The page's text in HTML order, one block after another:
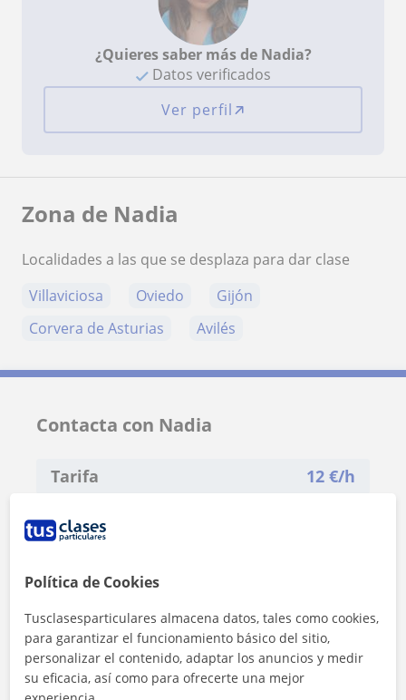
¿Quieres saber más de Nadia?
Datos verificados
Ver perfil
Zona de Nadia
Localidades a las que se desplaza para dar clase
Villaviciosa
Oviedo
Gijón
Corvera de Asturias
Avilés
Contacta con Nadia
Tarifa 12 €/h
1ª clase gratis
Política de Cookies
Tusclasesparticulares almacena datos, tales como cookies,
para garantizar el funcionamiento básico del sitio,
personalizar el contenido, adaptar los anuncios y medir
su eficacia, así como para ofrecerte una mejor